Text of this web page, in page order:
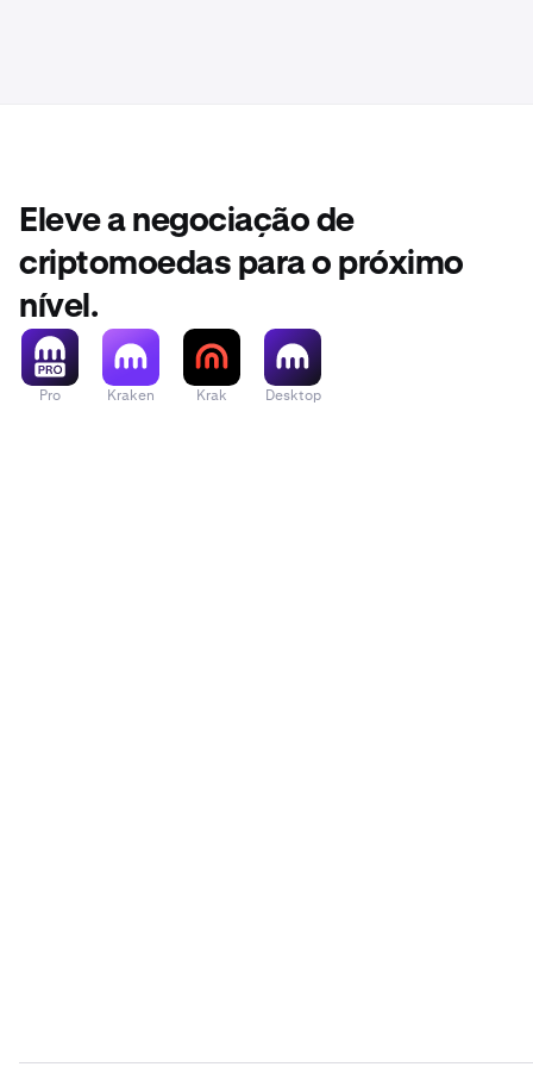
Aqui,
do
Eleve a negociação de
criptomoedas para o próximo
nível.
Pro Kraken Krak Desktop